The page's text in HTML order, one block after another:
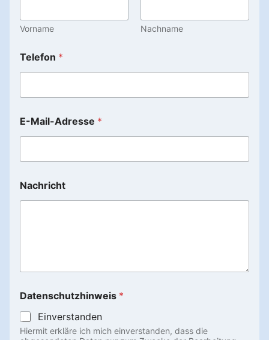
Vorname Nachname
Telefon *
E-Mail-Adresse *
e
l
e
N
a
c
h
Nachricht
Datenschutzhinweis *
Einverstanden
Hiermit erkläre ich mich einverstanden, dass die